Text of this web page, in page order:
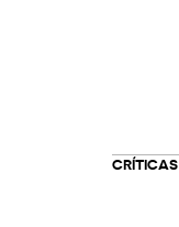
CRÍTICAS